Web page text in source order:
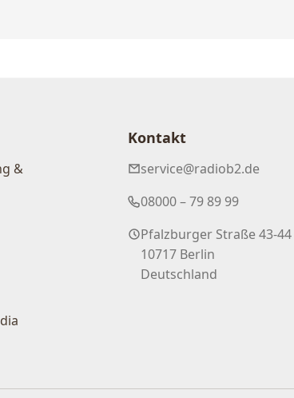
&
Kontakt
service@radiob2.de
08000 – 79 89 99
Pfalzburger Straße 43-44
10717 Berlin
Deutschland